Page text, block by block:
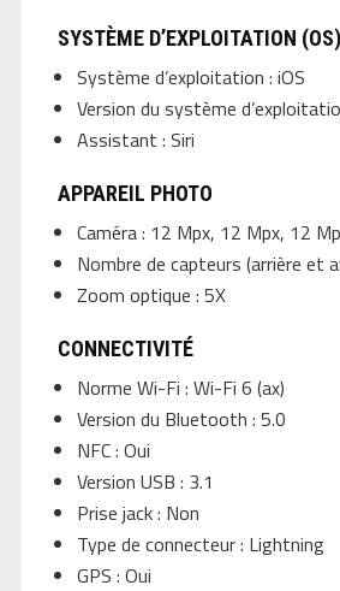
SYSTÈME D’EXPLOITATION (OS)
Système d’exploitation : iOS
Version du système
Assistant : Siri
APPAREIL PHOTO
Caméra : 12 Mpx, 12 Mpx, 12
Nombre de capteurs (arrière et
Zoom optique : 5X
CONNECTIVITÉ
Norme Wi-Fi : Wi-Fi 6 (ax)
Version du Bluetooth : 5.0
NFC : Oui
Version USB : 3.1
Prise jack : Non
Type de connecteur : Lightning
GPS : Oui